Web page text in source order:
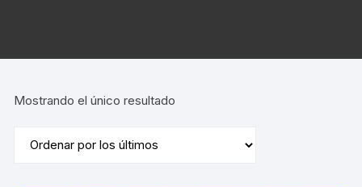
Mostrando el único resultado